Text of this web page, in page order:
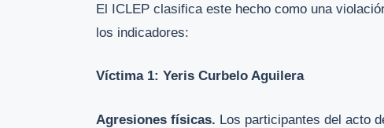
El ICLEP clasifica este hecho como una
los indicadores:
Víctima 1: Yeris Curbelo Aguilera
Agresiones físicas. Los participantes del acto